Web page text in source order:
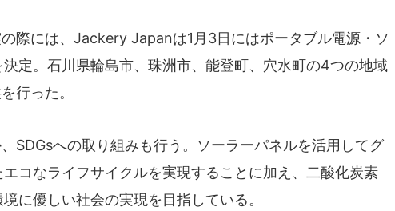
際には、Jackery Japanは1月3日にはポータブル電源・ソ
定。石川県輪島市、珠洲市、能登町、穴水町の4つの地域
行った。
SDGsへの取り組みも行う。ソーラーパネルを活用してグ
コなライフサイクルを実現することに加え、二酸化炭素
に優しい社会の実現を目指している。